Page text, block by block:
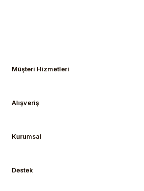
Müşteri Hizmetleri
Alışveriş
Kurumsal
Destek